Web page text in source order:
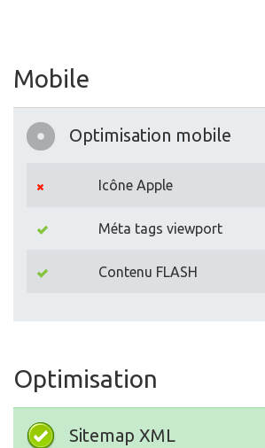
Mobile
Optimisation mobile
Icône Apple
Méta tags viewport
Contenu FLASH
Optimisation
Sitemap XML